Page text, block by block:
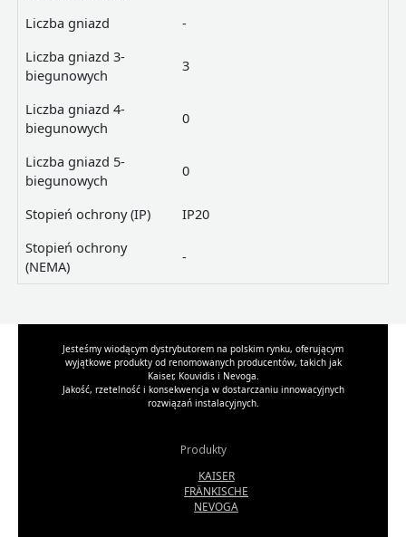
Liczba gniazd
-
Liczba gniazd 3-
biegunowych
3
Liczba gniazd 4-
biegunowych
0
Liczba gniazd 5-
biegunowych
0
Stopień ochrony (IP)
IP20
Stopień ochrony
(NEMA)
-
Jesteśmy wiodącym dystrybutorem na polskim rynku, oferującym
wyjątkowe produkty od renomowanych producentów, takich jak
Kaiser, Kouvidis i Nevoga.
Jakość, rzetelność i konsekwencja w dostarczaniu innowacyjnych
rozwiązań instalacyjnych.
Produkty
KAISER
FRÄNKISCHE
NEVOGA